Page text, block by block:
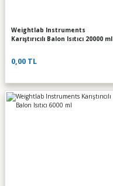
Weightlab Instruments
Karıştırıcılı Balon Isıtıcı 20000 ml
0,00 TL